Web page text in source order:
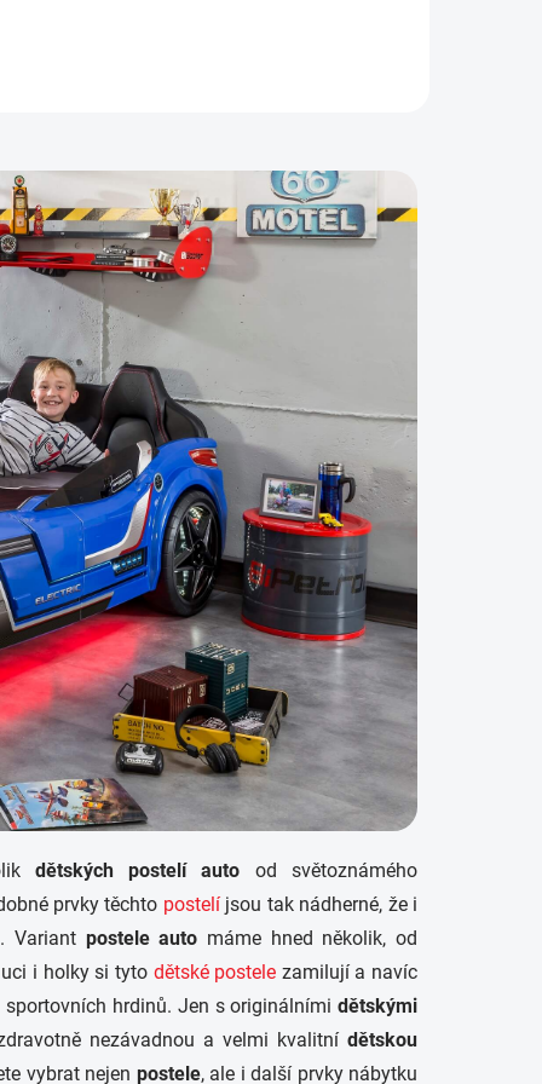
dětských postelí auto od světoznámého
prvky těchto postelíjsou tak nádherné, že i
Variant postele auto máme hned několik, od
i holky si tyto dětské postele zamilují a navíc
hrdinů. Jen s originálními dětskými
nezávadnou a velmi kvalitní dětskou
vybrat nejen postele, ale i další prvky nábytku